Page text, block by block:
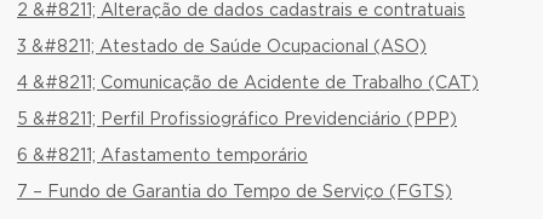
2 &#8211; Alteração de dados cadastrais e contratuais
3 &#8211; Atestado de Saúde Ocupacional (ASO)
4 &#8211; Comunicação de Acidente de Trabalho (CAT)
5 &#8211; Perfil Profissiográfico Previdenciário (PPP)
6 &#8211; Afastamento temporário
7 – Fundo de Garantia do Tempo de Serviço (FGTS)